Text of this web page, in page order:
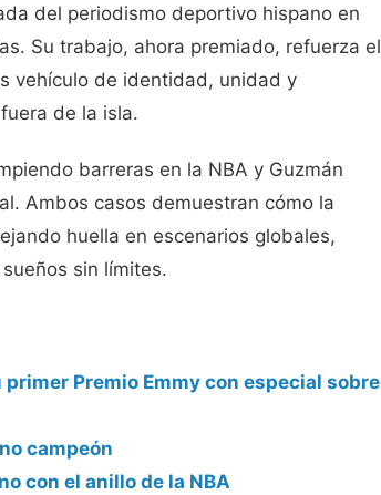
del periodismo deportivo hispano en
Su trabajo, ahora premiado, refuerza el
vehículo de identidad, unidad y
de la isla.
barreras en la NBA y Guzmán
Ambos casos demuestran cómo la
huella en escenarios globales,
sin límites.
Premio Emmy con especial sobre
campeón
con el anillo de la NBA